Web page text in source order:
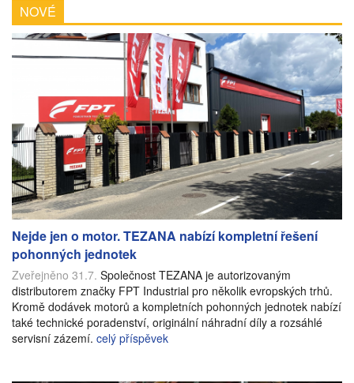
NOVÉ
Nejde jen o motor. TEZANA nabízí kompletní řešení
pohonných jednotek
Zveřejněno 31.7. Společnost TEZANA je autorizovaným
distributorem značky FPT Industrial pro několik evropských trhů.
Kromě dodávek motorů a kompletních pohonných jednotek nabízí
také technické poradenství, originální náhradní díly a rozsáhlé
servisní zázemí. celý příspěvek